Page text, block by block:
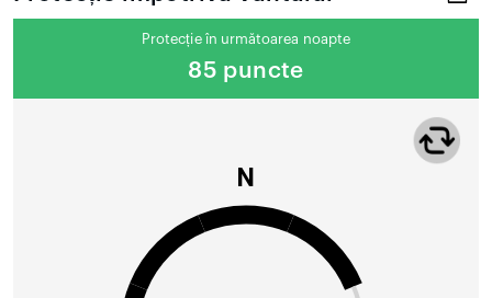
Protecție în următoarea noapte
85 puncte
N